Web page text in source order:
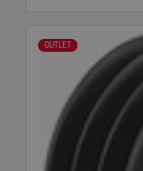
OUTLET